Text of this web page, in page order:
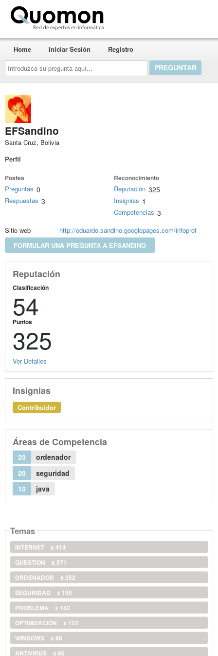
Introduzca
su
pregunta
aquí...
Home Iniciar Sesión Registro
EFSandino
Santa Cruz, Bolivia
Perfil
Postes
Preguntas 0
Respuestas 3
Reconocimiento
Reputación 325
Insignias 1
Competencias 3
Sitio web
http://eduardo.sandino.googlepages.com/infoprof
FORMULAR UNA PREGUNTA A EFSANDINO
Reputación
Clasificación
54
Puntos
325
Ver Detalles
Insignias
Contribuidor
Áreas de Competencia
20
ordenador
20
seguridad
10
java
Temas
INTERNET
x 414
QUESTION
x 371
ORDENADOR
x 252
SEGURIDAD
x 190
PROBLEMA
x 182
OPTIMIZACIÓN
x 122
WINDOWS
x 88
ANTIVIRUS
x 86